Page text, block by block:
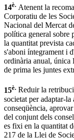
14è. Atenent la
Corporatiu de les
Nacional del Mercat
política general sobre
la quantitat prevista
s'aboni íntegrament i
ordinària anual, única
de prima les juntes
15è. Reduir la
societat per adaptar-
conseqüència,
del conjunt dels
es fixi en la quantitat
217 de la Llei de